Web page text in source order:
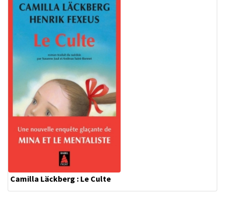
Camilla Läckberg : Le Culte